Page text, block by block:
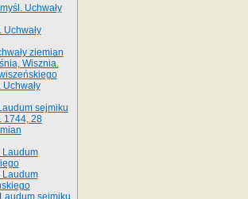
Uchwały
ziemian
Wisznia.
sejmiku
1744, 28
Laudum
Laudum
sejmiku